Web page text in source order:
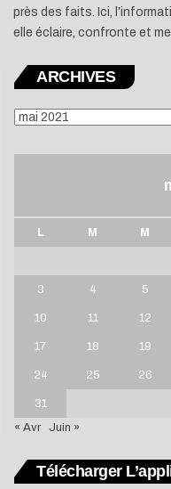
près des faits. Ici,
elle éclaire, confronte et
ARCHIVES
ARCHIVES
L M M
3 4 5
10 11 12
17 18 19
24 25 26
31
« Avr
Juin »
Télécharger